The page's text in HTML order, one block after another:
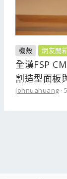
機殼 網友開
全漢FSP
割造型面板
johnuahuang